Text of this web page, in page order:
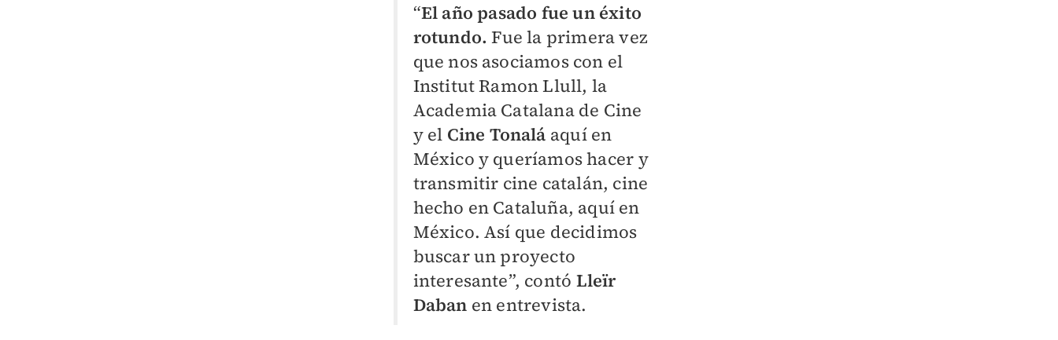
“El año pasado fue un éxito
rotundo. Fue la primera vez
que nos asociamos con el
Institut Ramon Llull, la
Academia Catalana de Cine
y el Cine Tonalá aquí en
México y queríamos hacer y
transmitir cine catalán, cine
hecho en Cataluña, aquí en
México. Así que decidimos
buscar un proyecto
interesante”, contó Lleïr
Daban en entrevista.